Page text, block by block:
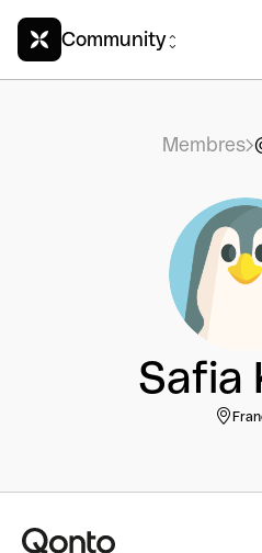
Community
Membres
Safia